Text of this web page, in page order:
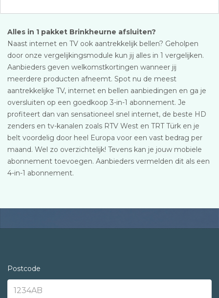
Alles in 1 pakket Brinkheurne afsluiten?
Naast internet en TV ook aantrekkelijk bellen? Geholpen
door onze vergelijkingsmodule kun jij alles in 1 vergelijken.
Aanbieders geven welkomstkortingen wanneer jij
meerdere producten afneemt. Spot nu de meest
aantrekkelijke TV, internet en bellen aanbiedingen en ga je
oversluiten op een goedkoop 3-in-1 abonnement. Je
profiteert dan van sensationeel snel internet, de beste HD
zenders en tv-kanalen zoals RTV West en TRT Türk en je
belt voordelig door heel Europa voor een vast bedrag per
maand. Wel zo overzichtelijk! Tevens kan je jouw mobiele
abonnement toevoegen. Aanbieders vermelden dit als een
4-in-1 abonnement.
Postcode